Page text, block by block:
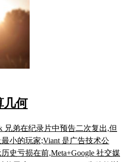
几何
兄弟在纪录片中预告二次复出,但
小的玩家;Viant 是广告技术公
史亏损在前,Meta+Google 社交媒